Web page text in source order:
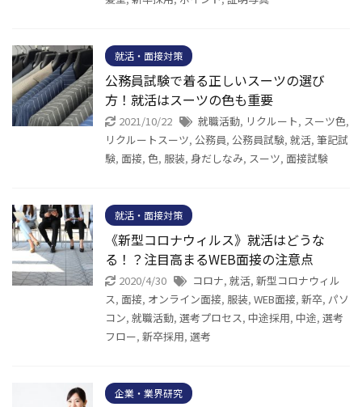
就活・面接対策
公務員試験で着る正しいスーツの選び
方！就活はスーツの色も重要
2021/10/22 就職活動, リクルート, スーツ色,
リクルートスーツ, 公務員, 公務員試験, 就活, 筆記試
験, 面接, 色, 服装, 身だしなみ, スーツ, 面接試験
就活・面接対策
《新型コロナウィルス》就活はどうな
る！？注目高まるWEB面接の注意点
2020/4/30 コロナ, 就活, 新型コロナウィル
ス, 面接, オンライン面接, 服装, WEB面接, 新卒, パソ
コン, 就職活動, 選考プロセス, 中途採用, 中途, 選考
フロー, 新卒採用, 選考
企業・業界研究